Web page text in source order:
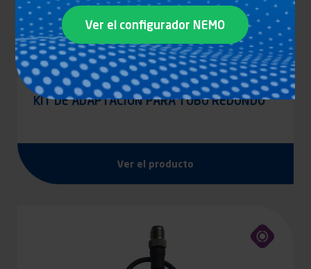
KIT DE ADAPTACIÓN PARA TUBO REDONDO
Ver el producto
Ver el configurador NEMO